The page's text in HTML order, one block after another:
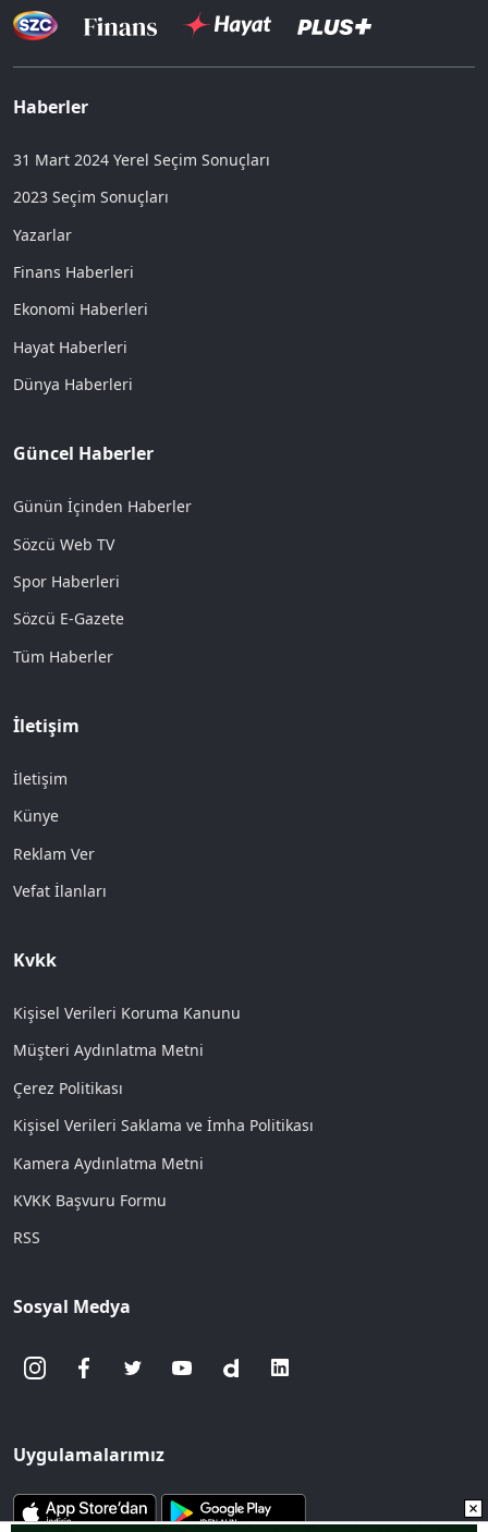
Haberler
31 Mart 2024 Yerel Seçim Sonuçları
2023 Seçim Sonuçları
Yazarlar
Finans Haberleri
Ekonomi Haberleri
Hayat Haberleri
Dünya Haberleri
Güncel Haberler
Günün İçinden Haberler
Sözcü Web TV
Spor Haberleri
Sözcü E-Gazete
Tüm Haberler
İletişim
İletişim
Künye
Reklam Ver
Vefat İlanları
Kvkk
Kişisel Verileri Koruma Kanunu
Müşteri Aydınlatma Metni
Çerez Politikası
Kişisel Verileri Saklama ve İmha Politikası
Kamera Aydınlatma Metni
KVKK Başvuru Formu
RSS
Sosyal Medya
Uygulamalarımız